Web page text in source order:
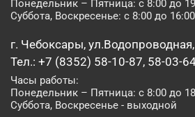
Понедельник – Пятница: с 8:00 до
Суббота, Воскресенье: с 8:00 до 16:00
г. Чебоксары,
Тел.: +7 (8352) 58-10-87, 58-03-
Часы работы:
Понедельник – Пятница: с 8:00 до
Суббота, Воскресенье - выходной